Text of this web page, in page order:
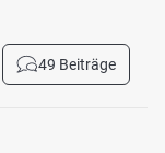
49 Beiträge